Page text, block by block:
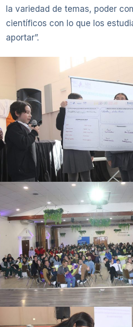
la variedad de temas, poder
científicos con lo que los
aportar”.